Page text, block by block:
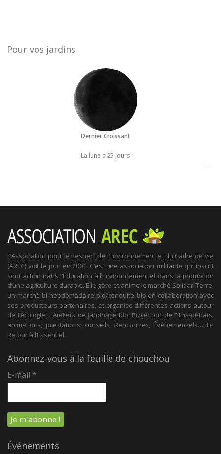
Pour vos jardins
Dernier Croissant
La lune a 25 jours
L’Association pour le Respect de l’Environnement et du Cadre de vie
(AREC) voit le jour en 2001. C’est une association militante qui inscrit
sont action dans l’Éducation à l’Environnement et dans la promotion
d’une agriculture durable. Elle gère et anime le marché Solidari’Terre,
un marché bi-hebdomadaire bio/conduite bio en collaboration avec
ses producteurs-partenaires, et organise différentes actions autour
de l’écologie… Ateliers de jardinage bio, Projection de Films-débats,
animations, prestations, conseils, Rencontres, Événementiels… Le
Retour à l’Essentiel.
Abonnez-vous à la feuille de chouchou
E-mail *
Événements